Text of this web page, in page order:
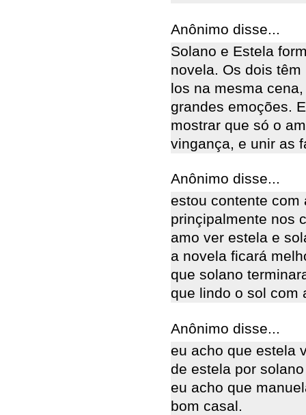
Anônimo disse...
Solano e Estela
novela. Os dois
los na mesma
grandes emoções.
mostrar que só o
vingança, e unir as
Anônimo disse...
estou contente com
prinçipalmente nos
amo ver estela e
a novela ficará
que solano
que lindo o sol com
Anônimo disse...
eu acho que estela
de estela por
eu acho que
bom casal.